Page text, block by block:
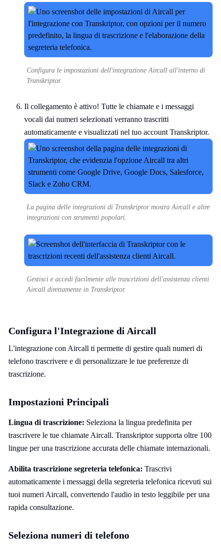
Configura le impostazioni dell'integrazione Aircall all'interno di
Transkriptor.
Il collegamento è attivo! Tutte le chiamate e i messaggi
vocali dai numeri selezionati verranno trascritti
automaticamente e visualizzati nel tuo account Transkriptor.
La pagina delle integrazioni di Transkriptor mostra Aircall e altre
integrazioni con strumenti popolari.
Gestisci e accedi facilmente alle trascrizioni dell'assistenza clienti
Aircall direttamente in Transkriptor.
Configura l'Integrazione di Aircall
L'integrazione con Aircall ti permette di gestire quali numeri di
telefono trascrivere e di personalizzare le tue preferenze di
trascrizione.
Impostazioni Principali
Lingua di trascrizione: Seleziona la lingua predefinita per
trascrivere le tue chiamate Aircall. Transkriptor supporta oltre 100
lingue per una trascrizione accurata delle chiamate internazionali.
Abilita trascrizione segreteria telefonica: Trascrivi
automaticamente i messaggi della segreteria telefonica ricevuti sui
tuoi numeri Aircall, convertendo l'audio in testo leggibile per una
rapida consultazione.
Seleziona numeri di telefono